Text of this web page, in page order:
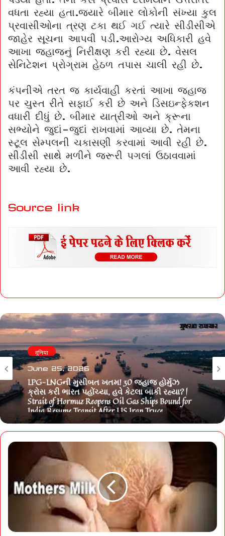
વધતા રહ્યા હતા.જ્યારે બીમાર લોકોની સંખ્યા કુલ
પ્રવાસીઓના ત્રણ ટકા થઈ ગઈ ત્યારે સીડીસીએ
જાહેર સૂચના આપવી પડી.આરોગ્ય અધિકારી હવે
આખા જહાજનું નિરીક્ષણ કરી રહ્યા છે. વેસલ
સેનિટેશન પ્રોગ્રામ હેઠળ તપાસ ચાલી રહી છે.
કંપનીએ તરત જ કાર્યવાહી કરતાં આખા જહાજ
પર ચુસ્ત રીતે સફાઈ કરી છે અને ડિસઇન્ફેકશન
વધારી દીધું છે. બીમાર યાત્રીઓ અને ક્રૂના
સભ્યોને જુદાં-જુદાં રાખવામાં આવ્યા છે. તેમના
સ્ટૂલ સેમ્પલની ચકાસણી કરવામાં આવી રહી છે.
સીડીસી સાથે મળીને જરૂરી પગલાં ઉઠાવવામાં
આવી રહ્યા છે.
Source link
दुनिया
June 25, 2026
LPG-LNGની મુસીબત ખતમ! 30 જહાજ હોર્મુઝ
ક્રોસ કરી ભારત પહોંચ્યા, હવે કેટલા બાકી રહ્યા? |
Strait of Hormuz Reopens Oil Gas Ships Bound for
India Resume Transit After US Iran Truce